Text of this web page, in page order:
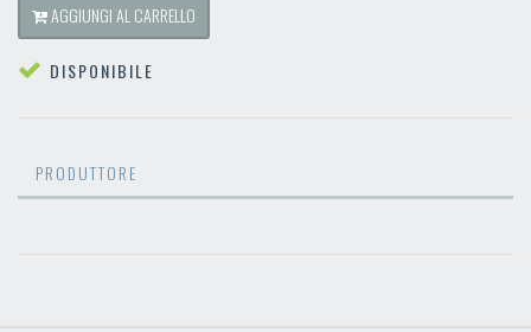
AGGIUNGI AL CARRELLO
DISPONIBILE
PRODUTTORE